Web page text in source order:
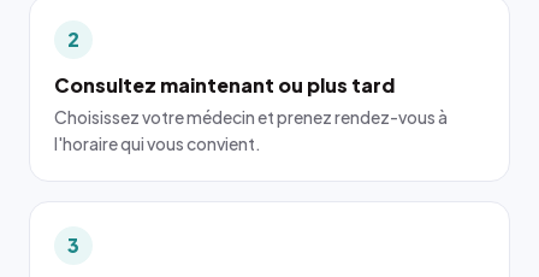
2
Consultez maintenant ou plus tard
Choisissez votre médecin et prenez rendez-vous à
l'horaire qui vous convient.
3